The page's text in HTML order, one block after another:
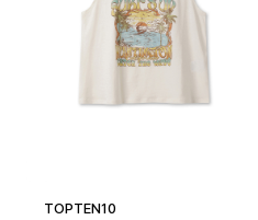
TOPTEN10